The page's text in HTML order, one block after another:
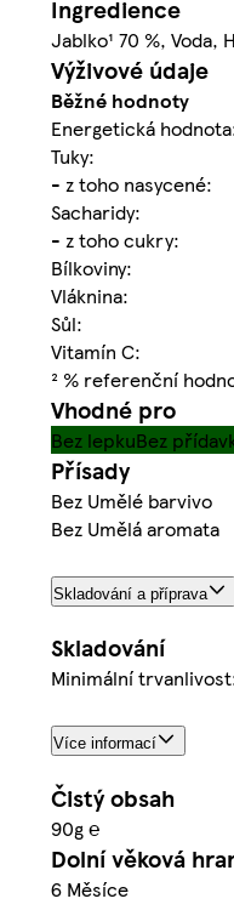
Ingredience
Jablko¹ 70 %, Voda,
Výživové údaje
Běžné hodnoty
Energetická
Tuky:
- z toho nasycené:
Sacharidy:
- z toho cukry:
Bílkoviny:
Vláknina:
Sůl:
Vitamín C:
² % referenční
Vhodné pro
Bez lepkuBez
Přísady
Bez Umělé barvivo
Bez Umělá aromata
Skladování a příprava
Skladování
Minimální
Více informací
Čistý obsah
90g ℮
Dolní věková
6 Měsíce